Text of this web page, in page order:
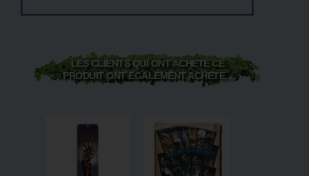
LES CLIENTS QUI ONT ACHETÉ CE
PRODUIT ONT ÉGALEMENT ACHETÉ...